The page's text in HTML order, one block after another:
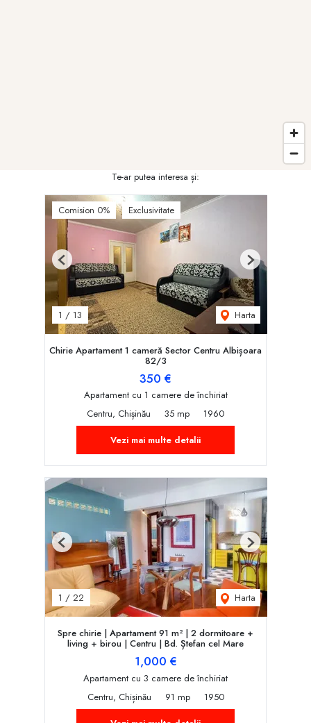
Te-ar putea interesa și:
Comision 0% Exclusivitate
1 / 13 Harta
Previous Next
Chirie Apartament 1 cameră Sector Centru Albișoara
82/3
350 €
Apartament cu 1 camere de închiriat
Centru, Chișinău
35 mp
1960
Vezi mai multe detalii
1 / 22 Harta
Previous Next
Spre chirie | Apartament 91 m² | 2 dormitoare +
living + birou | Centru | Bd. Ștefan cel Mare
1,000 €
Apartament cu 3 camere de închiriat
Centru, Chișinău
91 mp
1950